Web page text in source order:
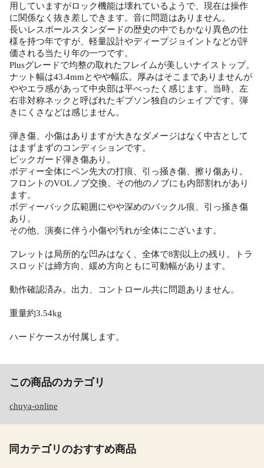
用していますがロック機能は壊れているようで、現在は操作
に関係なく抜き差しできます。音に問題はありません。
長いレスポールスタンダードの歴史の中でもかなり異色の仕
様を持つ年ですが、軽量設計やディープジョイントなどが評
価される当たり年の一つです。
Plusグレードで均整の取れたフレイムが美しいナイストップ。
ナット幅は43.4mmとやや幅広。厚みはそこまでありませんが
ややエラ感があって中央部は平べったく感じます。当時、左
右非対称ネックと呼ばれたギブソン独自のシェイプです。弾
きにくさなどは感じません。
弾き傷、小傷はありますが大きなダメージはなく中古として
はまずまずのコンディションです。
ピックガード弾き傷あり。
ボディー全体にペン先大の打痕、引っ掻き傷、擦り傷あり。
フロントのVOLノブ交換。その他のノブにも内部割れがあり
ます。
ボディーバック広範囲にやや深めのバックル痕、引っ掻き傷
あり。
その他、演奏に伴う小傷や汚れが全体にございます。
フレットは局所的な凹みはなく、全体で8割以上の残り。トラ
スロッドは締方向、緩め方向ともに可動幅があります。
動作確認済み。出力、コントロール共に問題ありません。
重量約3.54kg
ハードケースが付属します。
この商品のカテゴリ
chuya-online
同カテゴリのおすすめ商品